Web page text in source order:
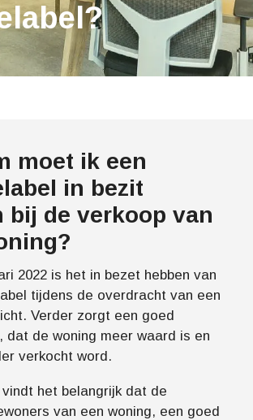
moet ik een
in bezit
bij de verkoop van
2022 is het in bezet hebben van
tijdens de overdracht van een
Verder zorgt een goed
dat de woning meer waard is en
verkocht word.
het belangrijk dat de
van een woning, een goed